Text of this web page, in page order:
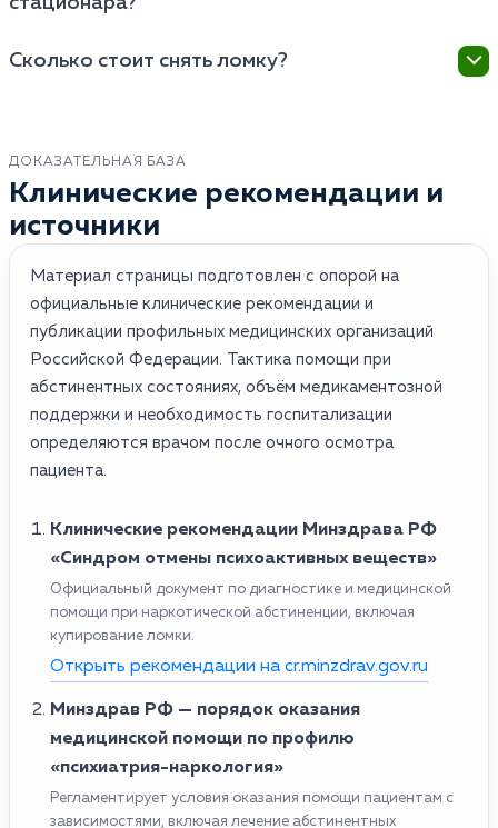
данные пациента в государственные диспансеры
не повлияет на водительские права или
капельницу и дать снотворное для облегчения
Сколько стоит снять ломку?
капельница на дому стоит дешевле, чем процедура
УБОД или многодневное пребывание в VIP-
стационаре), но точную стоимость врач сможет
назвать только после осмотра пациента.
ДОКАЗАТЕЛЬНАЯ БАЗА
Клинические рекомендации и
источники
Материал страницы подготовлен с опорой на
официальные клинические рекомендации и
публикации профильных медицинских организаций
Российской Федерации. Тактика помощи при
абстинентных состояниях, объём медикаментозной
поддержки и необходимость госпитализации
определяются врачом после очного осмотра
пациента.
Клинические рекомендации Минздрава РФ
«Синдром отмены психоактивных веществ»
Официальный документ по диагностике и медицинской
помощи при наркотической абстиненции, включая
купирование ломки.
Открыть рекомендации на cr.minzdrav.gov.ru
Минздрав РФ — порядок оказания
медицинской помощи по профилю
«психиатрия-наркология»
Регламентирует условия оказания помощи пациентам с
зависимостями, включая лечение абстинентных